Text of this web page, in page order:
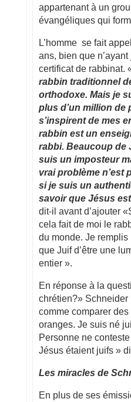
appartenant à un
évangéliques qui
L’homme se fait
ans, bien que
certificat de rabbinat.
rabbin traditionnel
orthodoxe. Mais je
plus d’un million de
s’inspirent de mes
rabbin est un
rabbi. Beaucoup de
suis un imposteur
vrai problème n’est
si je suis un
savoir que Jésus
dit-il avant d’ajouter
cela fait de moi le
du monde. Je
que Juif d’être une
entier ».
En réponse à la
chrétien?» Schneider
comme comparer
oranges. Je suis né
Personne ne
Jésus étaient juifs »
Les miracles de
En plus de ses